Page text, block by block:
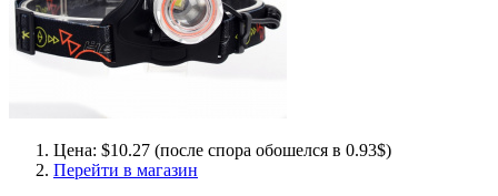
Цена: $10.27 (после спора обошелся в 0.93$)
Перейти в магазин